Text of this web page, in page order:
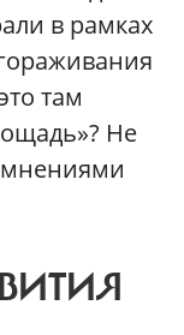
в рамках
там
Не